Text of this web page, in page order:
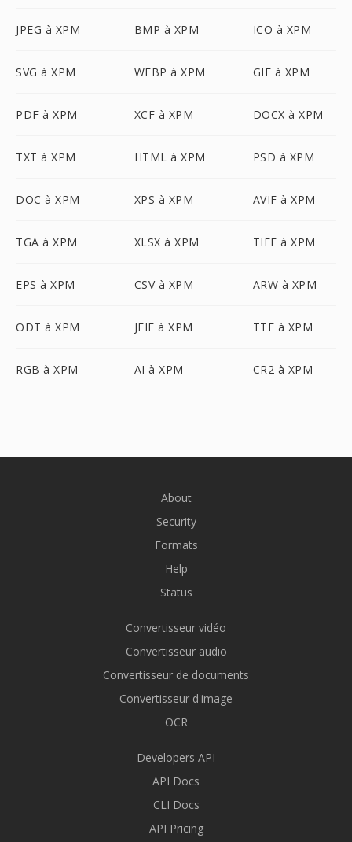
JPEG à XPM BMP à XPM ICO à XPM
SVG à XPM WEBP à XPM GIF à XPM
PDF à XPM XCF à XPM DOCX à XPM
TXT à XPM HTML à XPM PSD à XPM
DOC à XPM XPS à XPM AVIF à XPM
TGA à XPM XLSX à XPM TIFF à XPM
EPS à XPM CSV à XPM ARW à XPM
ODT à XPM JFIF à XPM TTF à XPM
RGB à XPM AI à XPM CR2 à XPM
About
Security
Formats
Help
Status
Convertisseur vidéo
Convertisseur audio
Convertisseur de documents
Convertisseur d'image
OCR
Developers API
API Docs
CLI Docs
API Pricing